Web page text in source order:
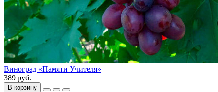
Виноград «Памяти Учителя»
389 руб.
В корзину